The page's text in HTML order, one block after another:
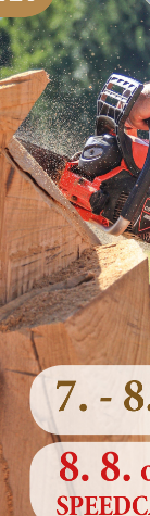
o
individuální
vyúčtování
život -2.
dotace
aktivity
- Podpora